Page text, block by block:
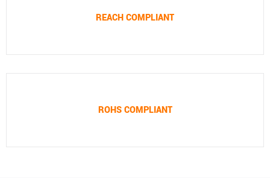
REACH COMPLIANT
ROHS COMPLIANT